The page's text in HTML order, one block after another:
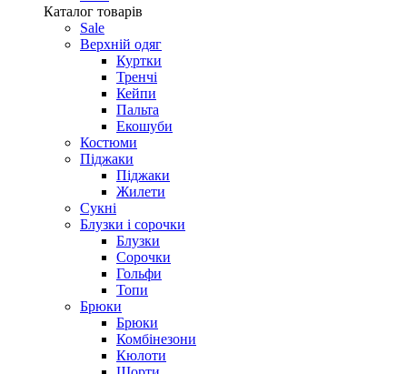
Каталог товарів
Sale
Верхній одяг
Куртки
Тренчі
Кейпи
Пальта
Екошуби
Костюми
Піджаки
Піджаки
Жилети
Сукні
Блузки і сорочки
Блузки
Сорочки
Гольфи
Топи
Брюки
Брюки
Комбінезони
Кюлоти